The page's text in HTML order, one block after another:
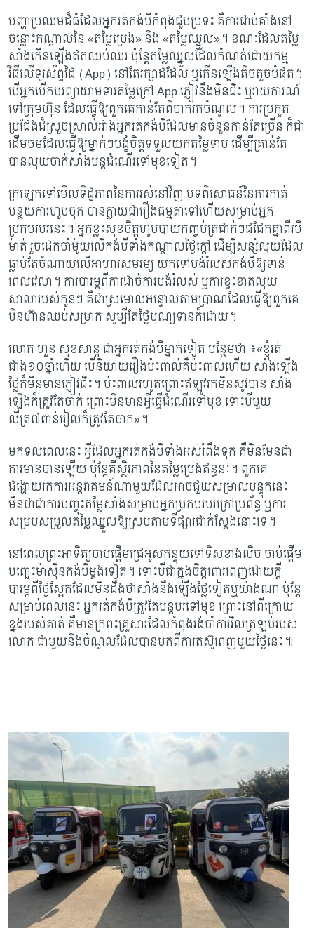
បញ្ហាប្រឈមដ៏ធំដែលអ្នករត់កង់បីកំពុងជួបប្រទះ គឺការជាប់គាំងនៅ
ចន្លោះកណ្តាលនៃ «តម្លៃប្រេង» និង «តម្លៃឈ្នួល»។ ខណៈដែលតម្លៃ
សាំងកើនឡើងឥតឈប់ឈរ ប៉ុន្តែតម្លៃឈ្នួលដែលកំណត់ដោយកម្ម
វិធីលើទូរស័ព្ទដៃ (App) នៅតែរក្សាដដែល ឬកើនឡើងតិចតួចបំផុត។
បើអ្នកបើកបរព្យាយាមទារតម្លៃក្រៅ App ភ្ញៀវនឹងមិនជិះ ឬរាយការណ៍
ទៅក្រុមហ៊ុន ដែលធ្វើឱ្យពួកគេកាន់តែពិបាករកចំណូល។ ការប្រកួត
ប្រជែងដ៏ស្រួចស្រាល់រវាងអ្នករត់កង់បីដែលមានចំនួនកាន់តែច្រើន ក៏ជា
ដើមចមដែលធ្វើឱ្យម្នាក់ៗបង្ខំចិត្តទទួលយកតម្លៃទាប ដើម្បីគ្រាន់តែ
បានលុយចាក់សាំងបន្តដំណើរទៅមុខទៀត។
ក្រឡេកទៅមើលទិដ្ឋភាពនៃការរស់នៅវិញ បទពិសោធន៍នៃការកាត់
បន្ថយការហូបចុក បានក្លាយជារឿងធម្មតាទៅហើយសម្រាប់អ្នក
ប្រកបរបរនេះ។ អ្នកខ្លះសុខចិត្តហូបបាយកញ្ចប់ត្រជាក់ៗជជែកគ្នាពីរបី
ម៉ាត់ រួចដេកចាំម៉ូយលើកង់បីទាំងកណ្តាលថ្ងៃក្តៅ ដើម្បីសន្សំលុយដែល
ធ្លាប់តែចំណាយលើអាហារសមរម្យ យកទៅបង់រំលស់កង់បីឱ្យទាន់
ពេលវេលា។ ការបារម្ភពីការដាច់ការបង់រំលស់ ឬការខ្វះខាតលុយ
សាលារបស់កូនៗ គឺជាស្រមោលអន្ទោលតាមប្រាណដែលធ្វើឱ្យពួកគេ
មិនហ៊ានឈប់សម្រាក សូម្បីតែថ្ងៃបុណ្យទានក៏ដោយ។
លោក ហួន សុខសាន្ត​ ជាអ្នករត់កង់បីម្នាក់ទៀត បន្ថែមថា ៖«ខ្ញុំរត់
ជាង១០ឆ្នាំហើយ បើនិយាយរឿងប៉ះពាល់គឺប៉ះពាល់ហើយ សាំងឡើង
ថ្លៃក៏មិនមានភ្ញៀវជិះ។​ ប៉ះពាល់រហូតព្រោះឥឡូវរកមិនសូវបាន សាំង
ឡើងក៏ត្រូវតែចាក់ ព្រោះមិនមានអ្វីធ្វើដំណើរទៅមុខ ទោះបីមួយ
លីត្រ៧ពាន់រៀលក៏ត្រូវតែចាក់»។
មកទល់ពេលនេះ អ្វីដែលអ្នករត់កង់បីទាំងអស់រំពឹងទុក គឺមិនមែនជា
ការមានបានឡើយ ប៉ុន្តែគឺស្ថិរភាពនៃតម្លៃប្រេងឥន្ធនៈ។ ពួកគេ
ដង្ហោយរកការអន្តរាគមន៍ណាមួយដែលអាចជួយសម្រាលបន្ទុកនេះ
មិនថាជាការបញ្ចុះតម្លៃសាំងសម្រាប់អ្នកប្រកបរបរក្រៅប្រព័ន្ធ ឬការ
សម្របសម្រួលតម្លៃឈ្នួលឱ្យស្របតាមទីផ្សារជាក់ស្តែងនោះទេ។
នៅពេលព្រះអាទិត្យចាប់ផ្តើមជ្រេអូសកន្ទុយទៅទិសខាងលិច ចាប់ផ្តើម
បញ្ឆេះម៉ាស៊ីនកង់បីម្តងទៀត។ ទោះបីជាក្នុងចិត្តពោរពេញដោយក្តី
បារម្ភពីថ្ងៃស្អែកដែលមិនដឹងថាសាំងនឹងឡើងថ្លៃទៀតឬយ៉ាងណា ប៉ុន្តែ
សម្រាប់ពេលនេះ អ្នករត់កង់បីត្រូវតែបន្តបរទៅមុខ ព្រោះនៅពីក្រោយ
ខ្នងរបស់គាត់ គឺមានក្រពះគ្រួសារដែលកំពុងរង់ចាំការវិលត្រឡប់របស់
លោក ជាមួយនិងចំណូលដែលបានមកពីការតស៊ូពេញមួយថ្ងៃនេះ៕